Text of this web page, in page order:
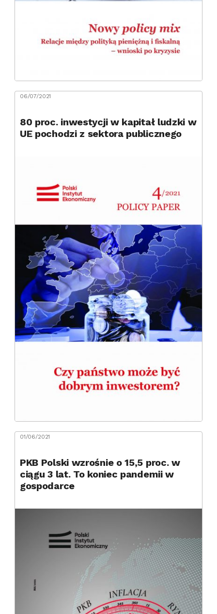
06/07/2021
80 proc. inwestycji w kapitał ludzki w
UE pochodzi z sektora publicznego
01/06/2021
PKB Polski wzrośnie o 15,5 proc. w
ciągu 3 lat. To koniec pandemii w
gospodarce